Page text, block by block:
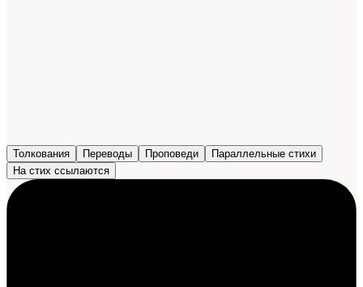
Толкования Переводы Проповеди
Параллельные стихи
На стих ссылаются